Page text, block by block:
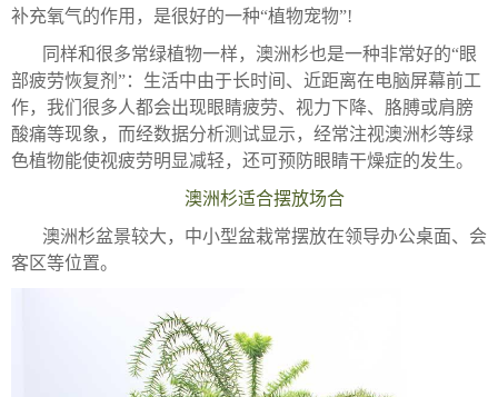
补充氧气的作用，是很好的一种“植物宠物”!
同样和很多常绿植物一样，澳洲杉也是一种非常好的“眼
部疲劳恢复剂”：生活中由于长时间、近距离在电脑屏幕前工
作，我们很多人都会出现眼睛疲劳、视力下降、胳膊或肩膀
酸痛等现象，而经数据分析测试显示，经常注视澳洲杉等绿
色植物能使视疲劳明显减轻，还可预防眼睛干燥症的发生。
澳洲杉适合摆放场合
澳洲杉盆景较大，中小型盆栽常摆放在领导办公桌面、会
客区等位置。